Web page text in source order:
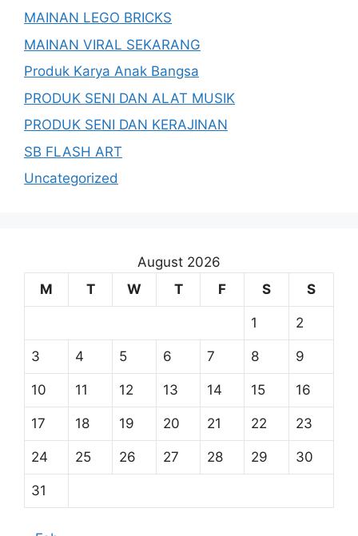
MAINAN LEGO BRICKS
MAINAN VIRAL SEKARANG
Produk Karya Anak Bangsa
PRODUK SENI DAN ALAT MUSIK
PRODUK SENI DAN KERAJINAN
SB FLASH ART
Uncategorized
August 2026
M
T W T F S S
1 2
3 4 5 6 7 8 9
10 11 12 13 14 15 16
17 18 19 20 21 22 23
24 25 26 27 28 29 30
31